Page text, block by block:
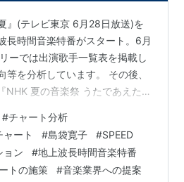
』(テレビ東京 6月28日放送)を
長時間音楽特番がスタート。6月
ーでは出演歌手一覧表を掲載し
等を分析しています。 その後、
NHK 夏の音楽祭 うたであえたら
を行いました。 今夏の地上波長
番組判明)にて、4番組に出演す
#島袋寛子
— Kei (ブログ【イマオト】/ポッ
#チャート分析
ャート #島袋寛子 #SPEED
ョン #地上波長時間音楽特番
トの施策 #音楽業界への提案